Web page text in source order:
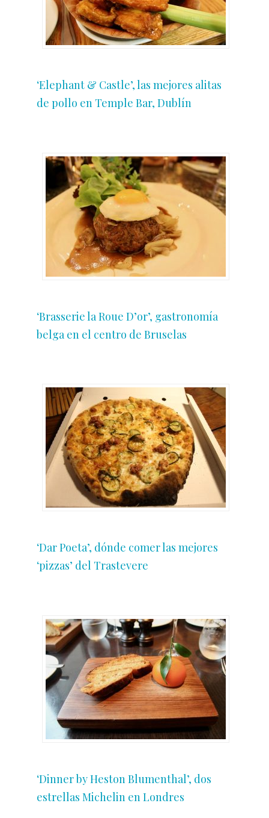
‘Elephant & Castle’, las mejores alitas
de pollo en Temple Bar, Dublín
‘Brasserie la Roue D’or’, gastronomía
belga en el centro de Bruselas
‘Dar Poeta’, dónde comer las mejores
‘pizzas’ del Trastevere
‘Dinner by Heston Blumenthal’, dos
estrellas Michelin en Londres